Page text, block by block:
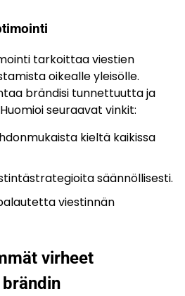
tarkoittaa viestien
oikealle yleisölle.
brändisi tunnettuutta ja
seuraavat vinkit:
kieltä kaikissa
säännöllisesti.
viestinnän
virheet